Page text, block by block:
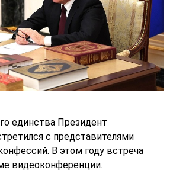
единства Президент
с представителями
В этом году встреча
видеоконференции.